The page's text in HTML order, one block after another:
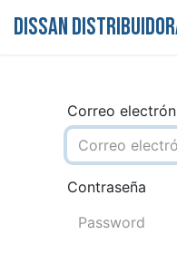
DISSAN
Correo
Contraseña